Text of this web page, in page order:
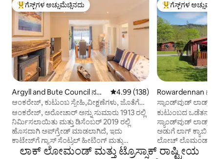
ಗೆಸ್ಟ್‌ಗಳಿಗೆ ಅತಿ ಹೆಚ್ಚು ಅಚ್ಚುಮೆಚ್ಚಿನದು
ಗೆಸ್ಟ್‌ಗಳ ಅಚ್ಚುಮೆಚ್ಚಿನದು
Argyll and Bute Council ನಲ್ಲಿ
ಕಾಟೇಜ್
5 ರಲ್ಲಿ 4.99 ಸರಾಸರಿ ರೇಟಿಂಗ್, 138
4.99 (138)
ಆಂಕರೇಜ್, ಕುಟುಂಬ ಸ್ನೇಹಿ,ವೀಕ್ಷಣೆಗಳು, ಜೊತೆಗೆ
ಕಯಾಕ್ಸ್
ಆಂಕರೇಜ್, ಅರೋಚಾರ್ ಅನ್ನು ಸುಮಾರು 1913 ರಲ್ಲಿ
ನಿರ್ಮಿಸಲಾಯಿತು ಮತ್ತು ಡಿಸೆಂಬರ್ 2019 ರಲ್ಲಿ
ಹೊಸದಾಗಿ ಅಪ್‌ಗ್ರೇಡ್ ಮಾಡಲಾಗಿದೆ, ಇದು
ಕಾಟೇಜ್‌ಗೆ ಗ್ಯಾಸ್ ಸೆಂಟ್ರಲ್ ಹೀಟಿಂಗ್ ಮತ್ತು
ಸುಂದರವಾದ ಮರದ ಸುಡುವ ಸ್ಟೌವನ್ನು ಹೊಂದಿರುವ
ಗೆಸ್ಟ್‌ಗಳಿಗೆ ಅತಿ ಹೆಚ್ಚು
ಗೆಸ್ಟ್‌ಗಳ
Rowardennan
ಸ್ಯಾಂಡ್‌ವುಡ್ ಲಾಡ್ಜ್
ರೋವರ್ಡನ್‌ನಾನ್,
ಕುಟುಂಬದ ಒಡೆತನದ
ಸ್ಯಾಂಡ್‌ವುಡ್ ಲಾಡ್ಜ್
ಅಡುಗೆ ಲಾಗ್ ಕ್ಯಾಬಿನ್ ಆಗಿದೆ. ಇದು
ಲೋಚ್ ಲೊಮಂಡ್‌ನ
ಲಾಕ್ ಲೋಮಂಡ್ ಮತ್ತು ಟ್ರೊಸ್ಸಾಕ್ ರಾಷ್ಟ್ರೀಯ